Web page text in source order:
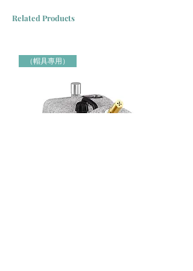
Related Products
（帽具專用）